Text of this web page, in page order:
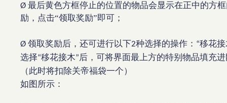
Ø 最后黄色方框停止的位置的物品会显示在正中的方
励，点击“领取奖励”即可；
Ø 领取奖励后，还可进行以下2种选择的操作： “移花
选择“移花接木”后，可将界面最上方的特别物品填充
（此时将扣除关帝福袋一个）
如图所示：